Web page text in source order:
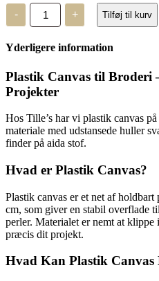
-
Plastik
Canvas
5.4
antal
+ Tilføj til kurv
Yderligere information
Plastik Canvas til Broderi
Projekter
Hos Tille’s har vi plastik canvas
materiale med udstansede huller
finder på aida stof.
Hvad er Plastik Canvas?
Plastik canvas er et net af holdbart
cm, som giver en stabil overflade
perler. Materialet er nemt at
præcis dit projekt.
Hvad Kan Plastik Canvas